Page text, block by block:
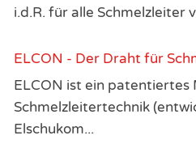
i.d.R. für alle Schmelzleiter
ELCON - Der Draht für
ELCON ist ein patentiertes
Schmelzleitertechnik
Elschukom...